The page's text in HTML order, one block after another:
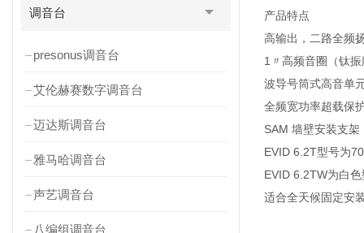
调音台
presonus调音台
艾伦赫赛数字调音台
迈达斯调音台
雅马哈调音台
声艺调音台
八编组调音台
产品特点
高输出，二路全频
1〃高频音圈（钛
波导号筒式高音单
全频宽功率超载保
SAM 墙壁安装支
EVID 6.2T型号为
EVID 6.2TW为白
适合全天候固定安